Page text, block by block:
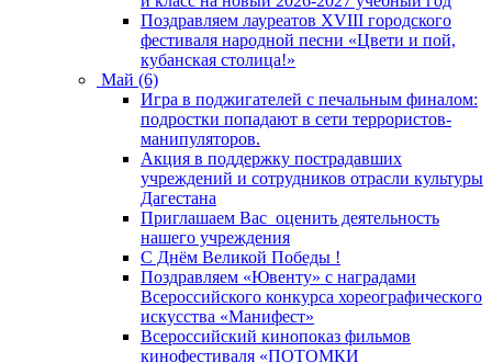
Поздравляем лауреатов XVIII городского
фестиваля народной песни «Цвети и пой,
кубанская столица!»
Май (6)
Игра в поджигателей с печальным финалом:
подростки попадают в сети террористов-
манипуляторов.
Акция в поддержку пострадавших
учреждений и сотрудников отрасли культуры
Дагестана
Приглашаем Вас оценить деятельность
нашего учреждения
C Днём Великой Победы !
Поздравляем «Ювенту» с наградами
Всероссийского конкурса хореографического
искусства «Манифест»
Всероссийский кинопоказ фильмов
кинофестиваля «ПОТОМКИ